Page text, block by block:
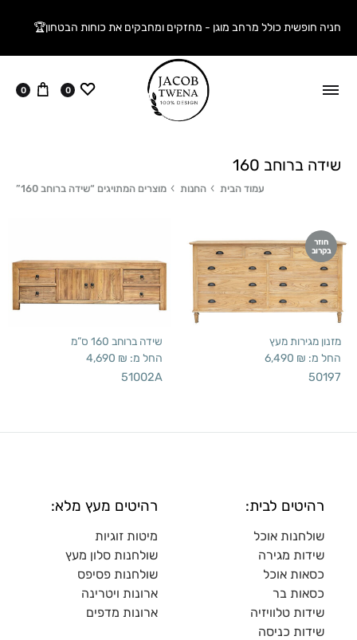
חניה חופשית כולל מרחב מוגן - מחזקים ומחבקים את כוחות הבטחון🏆
ווישליסט
0 עגלה
0
שידה ברוחב 160
עמוד הבית החנות מוצרים המתויגים “שידה ברוחב 160”
חוזר
בקרוב
מזנון מגירות מעץ
החל מ: 6,490 ₪
50197
שידה ברוחב 160 ס”מ
החל מ: 4,690 ₪
51002A
רהיטים לבית:
שולחנות אוכל
שידות מגירה
כסאות אוכל
כסאות בר
שידות טלוויזיה
שידות כניסה
רהיטים מעץ מלא:
מיטות זוגיות
שולחנות סלון מעץ
שולחנות פסיפס
ארונות ויטרינה
ארונות מדפים